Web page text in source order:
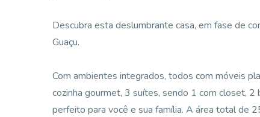
Descubra esta deslumbrante casa, em fase de
Guaçu.
Com ambientes integrados, todos com móveis
cozinha gourmet, 3 suítes, sendo 1 com closet,
perfeito para você e sua família. A área total de